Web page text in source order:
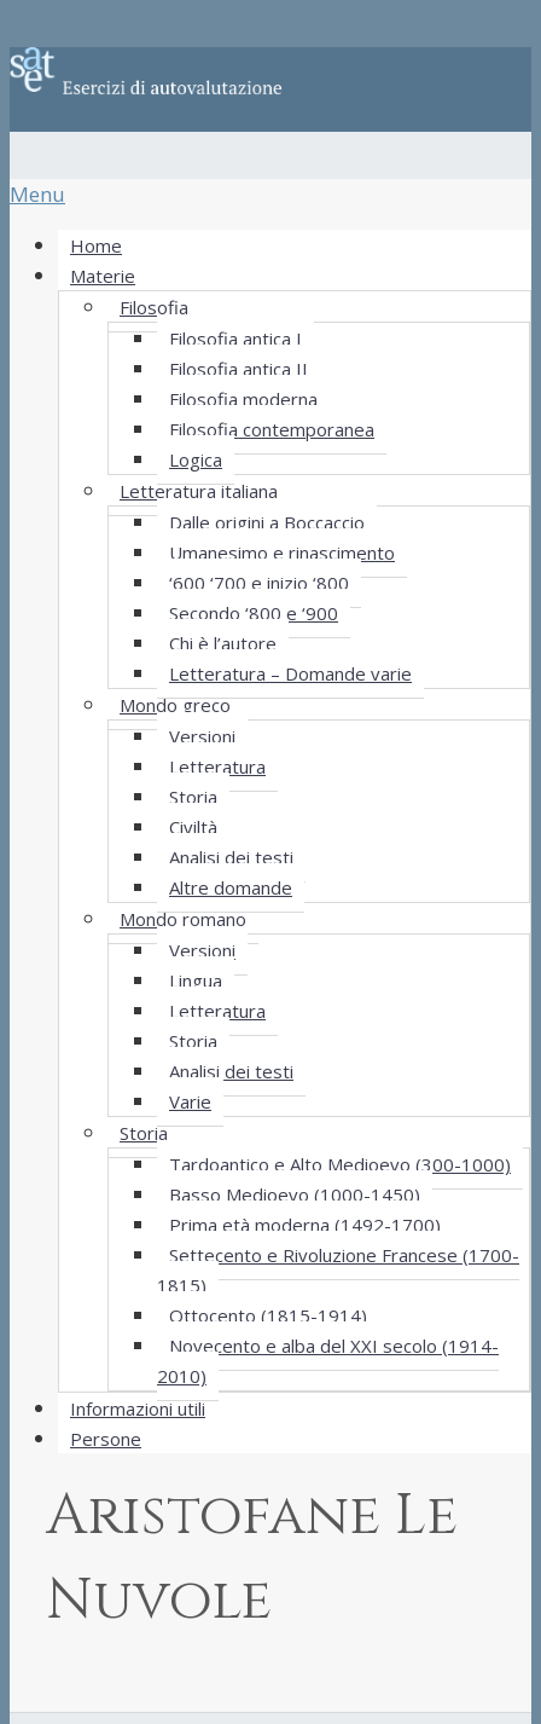
Menu
Home
Materie
Filosofia
Filosofia antica I
Filosofia antica II
Filosofia moderna
Filosofia contemporanea
Logica
Letteratura italiana
Dalle origini a Boccaccio
Umanesimo e rinascimento
‘600 ‘700 e inizio ‘800
Secondo ‘800 e ‘900
Chi è l’autore
Letteratura – Domande varie
Mondo greco
Versioni
Letteratura
Storia
Civiltà
Analisi dei testi
Altre domande
Mondo romano
Versioni
Lingua
Letteratura
Storia
Analisi dei testi
Varie
Storia
Tardoantico e Alto Medioevo (300-1000)
Basso Medioevo (1000-1450)
Prima età moderna (1492-1700)
Settecento e Rivoluzione Francese (1700-
1815)
Ottocento (1815-1914)
Novecento e alba del XXI secolo (1914-
2010)
Informazioni utili
Persone
Aristofane Le
Nuvole